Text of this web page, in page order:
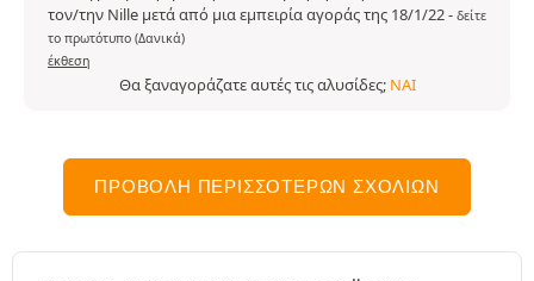
τον/την Nille μετά από μια εμπειρία αγοράς της 18/1/22- δείτε
το πρωτότυπο (Δανικά)
έκθεση
Θα ξαναγοράζατε αυτές τις αλυσίδες; ΝΑΙ
ΠΡΟΒΟΛΉ ΠΕΡΙΣΣΌΤΕΡΩΝ ΣΧΟΛΊΩΝ